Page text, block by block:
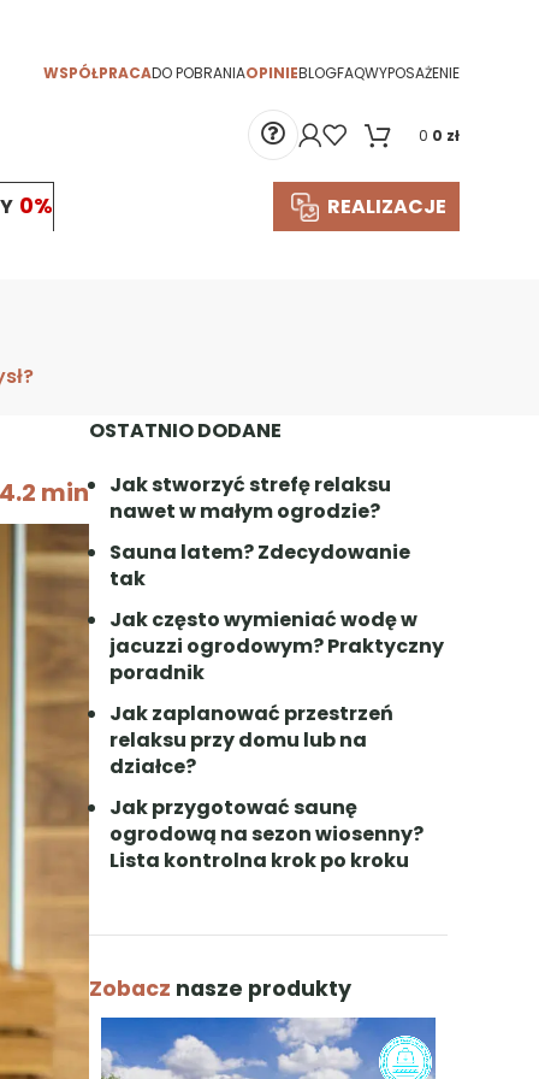
WSPÓŁPRACADO POBRANIAOPINIEBLOGFAQWYPOSAŻENIE
0 0 zł
REALIZACJE
4.2 min
OSTATNIO DODANE
Jak stworzyć strefę relaksu
nawet w małym ogrodzie?
Sauna latem? Zdecydowanie
tak
Jak często wymieniać wodę w
jacuzzi ogrodowym? Praktyczny
poradnik
Jak zaplanować przestrzeń
relaksu przy domu lub na
działce?
Jak przygotować saunę
ogrodową na sezon wiosenny?
Lista kontrolna krok po kroku
Zobacz nasze produkty